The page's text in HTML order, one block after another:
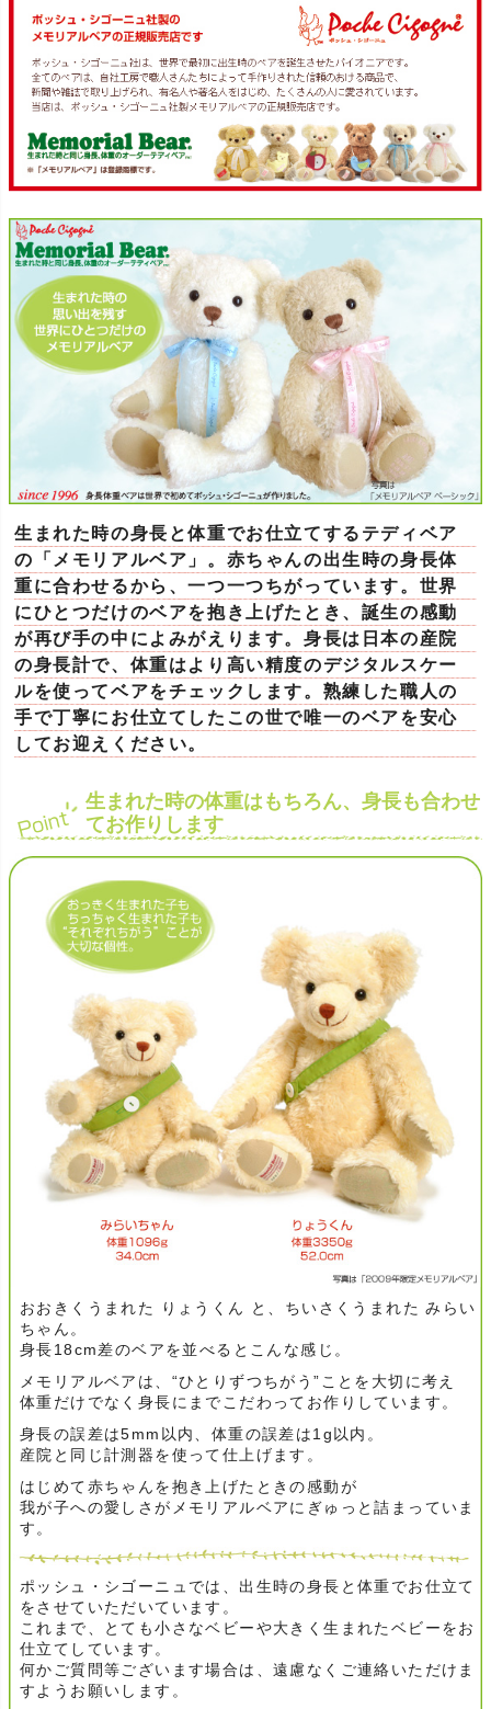
生まれた時の身長と体重でお仕立てするテディベア
の「メモリアルベア」。赤ちゃんの出生時の身長体
重に合わせるから、一つ一つちがっています。世界
にひとつだけのベアを抱き上げたとき、誕生の感動
が再び手の中によみがえります。身長は日本の産院
の身長計で、体重はより高い精度のデジタルスケー
ルを使ってベアをチェックします。熟練した職人の
手で丁寧にお仕立てしたこの世で唯一のベアを安心
してお迎えください。
生まれた時の体重はもちろん、身長も合わせ
てお作りします
おおきくうまれた りょうくん と、ちいさくうまれた みらい
ちゃん。
身長18cm差のベアを並べるとこんな感じ。
メモリアルベアは、“ひとりずつちがう”ことを大切に考え
体重だけでなく身長にまでこだわってお作りしています。
身長の誤差は5mm以内、体重の誤差は1g以内。
産院と同じ計測器を使って仕上げます。
はじめて赤ちゃんを抱き上げたときの感動が
我が子への愛しさがメモリアルベアにぎゅっと詰まっていま
す。
ポッシュ・シゴーニュでは、出生時の身長と体重でお仕立て
をさせていただいています。
これまで、とても小さなベビーや大きく生まれたベビーをお
仕立てしています。
何かご質問等ございます場合は、遠慮なくご連絡いただけま
すようお願いします。